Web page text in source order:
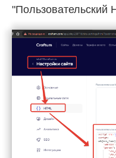
"Пользовательский